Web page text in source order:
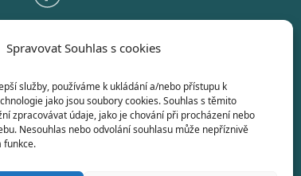
Spravovat Souhlas s cookies
služby, používáme k ukládání a/nebo přístupu k
jako jsou soubory cookies. Souhlas s těmito
zpracovávat údaje, jako je chování při procházení nebo
Nesouhlas nebo odvolání souhlasu může nepříznivě
funkce.